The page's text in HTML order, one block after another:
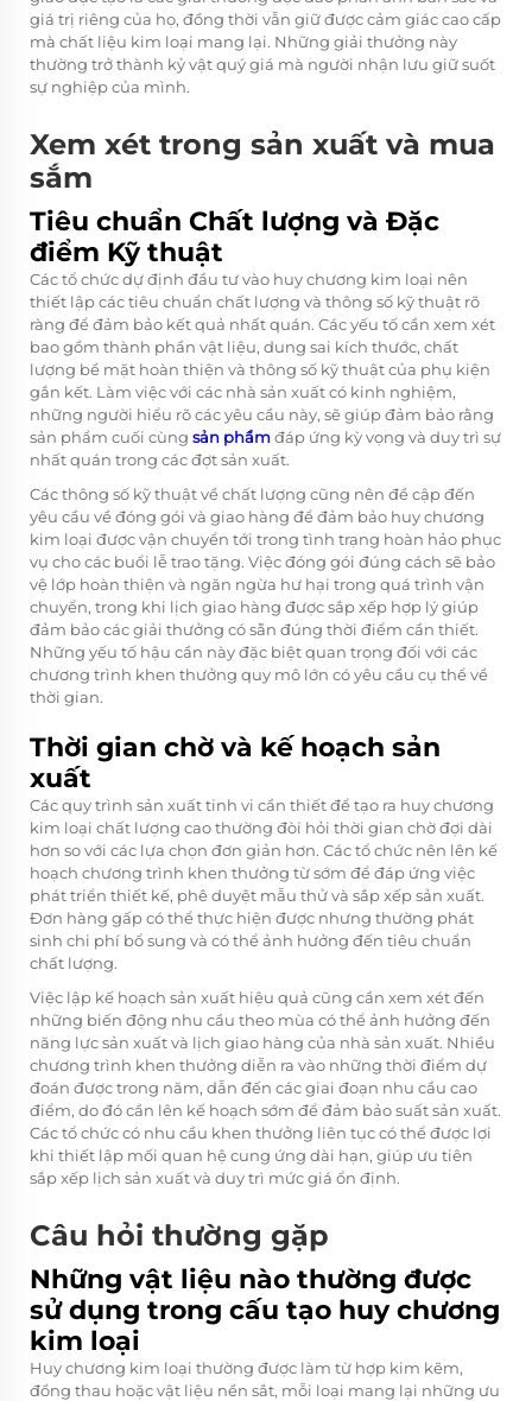
giá trị riêng của họ, đồng thời vẫn giữ được cảm giác cao cấp
mà chất liệu kim loại mang lại. Những giải thưởng này
thường trở thành kỷ vật quý giá mà người nhận lưu giữ suốt
sự nghiệp của mình.
Xem xét trong sản xuất và mua
sắm
Tiêu chuẩn Chất lượng và Đặc
điểm Kỹ thuật
Các tổ chức dự định đầu tư vào huy chương kim loại nên
thiết lập các tiêu chuẩn chất lượng và thông số kỹ thuật rõ
ràng để đảm bảo kết quả nhất quán. Các yếu tố cần xem xét
bao gồm thành phần vật liệu, dung sai kích thước, chất
lượng bề mặt hoàn thiện và thông số kỹ thuật của phụ kiện
gắn kết. Làm việc với các nhà sản xuất có kinh nghiệm,
những người hiểu rõ các yêu cầu này, sẽ giúp đảm bảo rằng
sản phẩm cuối cùng sản phẩmđáp ứng kỳ vọng và duy trì sự
nhất quán trong các đợt sản xuất.
Các thông số kỹ thuật về chất lượng cũng nên đề cập đến
yêu cầu về đóng gói và giao hàng để đảm bảo huy chương
kim loại được vận chuyển tới trong tình trạng hoàn hảo phục
vụ cho các buổi lễ trao tặng. Việc đóng gói đúng cách sẽ bảo
vệ lớp hoàn thiện và ngăn ngừa hư hại trong quá trình vận
chuyển, trong khi lịch giao hàng được sắp xếp hợp lý giúp
đảm bảo các giải thưởng có sẵn đúng thời điểm cần thiết.
Những yếu tố hậu cần này đặc biệt quan trọng đối với các
chương trình khen thưởng quy mô lớn có yêu cầu cụ thể về
thời gian.
Thời gian chờ và kế hoạch sản
xuất
Các quy trình sản xuất tinh vi cần thiết để tạo ra huy chương
kim loại chất lượng cao thường đòi hỏi thời gian chờ đợi dài
hơn so với các lựa chọn đơn giản hơn. Các tổ chức nên lên kế
hoạch chương trình khen thưởng từ sớm để đáp ứng việc
phát triển thiết kế, phê duyệt mẫu thử và sắp xếp sản xuất.
Đơn hàng gấp có thể thực hiện được nhưng thường phát
sinh chi phí bổ sung và có thể ảnh hưởng đến tiêu chuẩn
chất lượng.
Việc lập kế hoạch sản xuất hiệu quả cũng cần xem xét đến
những biến động nhu cầu theo mùa có thể ảnh hưởng đến
năng lực sản xuất và lịch giao hàng của nhà sản xuất. Nhiều
chương trình khen thưởng diễn ra vào những thời điểm dự
đoán được trong năm, dẫn đến các giai đoạn nhu cầu cao
điểm, do đó cần lên kế hoạch sớm để đảm bảo suất sản xuất.
Các tổ chức có nhu cầu khen thưởng liên tục có thể được lợi
khi thiết lập mối quan hệ cung ứng dài hạn, giúp ưu tiên
sắp xếp lịch sản xuất và duy trì mức giá ổn định.
Câu hỏi thường gặp
Những vật liệu nào thường được
sử dụng trong cấu tạo huy chương
kim loại
Huy chương kim loại thường được làm từ hợp kim kẽm,
đồng thau hoặc vật liệu nền sắt, mỗi loại mang lại những ưu